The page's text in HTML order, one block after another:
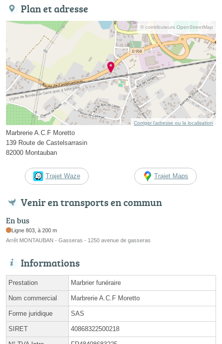
Plan et adresse
© contributeurs OpenStreetMap
Corriger l’adresse ou la localisation
Marbrerie A.C.F Moretto
139 Route de Castelsarrasin
82000 Montauban
Trajet Waze Trajet Maps
Venir en transports en commun
En bus
Ligne 803, à 200 m
Arrêt MONTAUBAN - Gasseras - 1250 avenue de gasseras
Informations
Prestation Marbrier funéraire
Nom commercial Marbrerie A.C.F Moretto
Forme juridique SAS
SIRET 40868322500218